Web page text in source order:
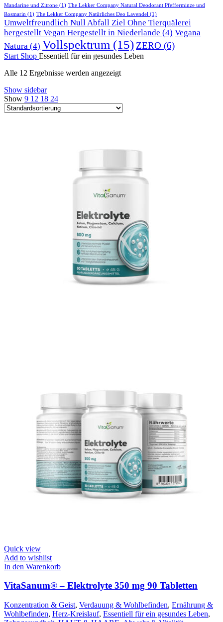
Mandarine und Zitrone (1) The Lekker Company Natural Deodorant Pfefferminze und
Rosmarin (1) The Lekker Company Natürliches Deo Lavendel (1)
Umweltfreundlich Null Abfall Ziel Ohne Tierquälerei
hergestellt Vegan Hergestellt in Niederlande (4) Vegana
Natura (4) Vollspektrum (15) ZERO (6)
Start Shop Essentiell für ein gesundes Leben
Alle 12 Ergebnisse werden angezeigt
Show sidebar
Show 9 12 18 24
Quick view
Add to wishlist
In den Warenkorb
VitaSanum® – Elektrolyte 350 mg 90 Tabletten
Konzentration & Geist, Verdauung & Wohlbefinden, Ernährung &
Wohlbefinden, Herz-Kreislauf, Essentiell für ein gesundes Leben,